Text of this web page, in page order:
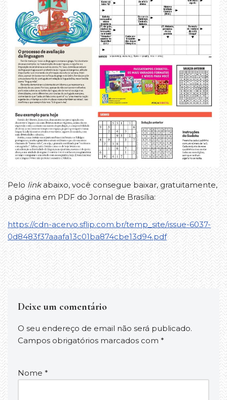
Pelo linkabaixo, você consegue baixar, gratuitamente,
a página em PDF do Jornal de Brasília:
https://cdn-acervo.sflip.com.br/temp_site/issue-6037-
0d8483f37aaafa13c01ba874cbe13d94.pdf
Deixe um comentário
O seu endereço de email não será publicado.
Campos obrigatórios marcados com *
Nome *